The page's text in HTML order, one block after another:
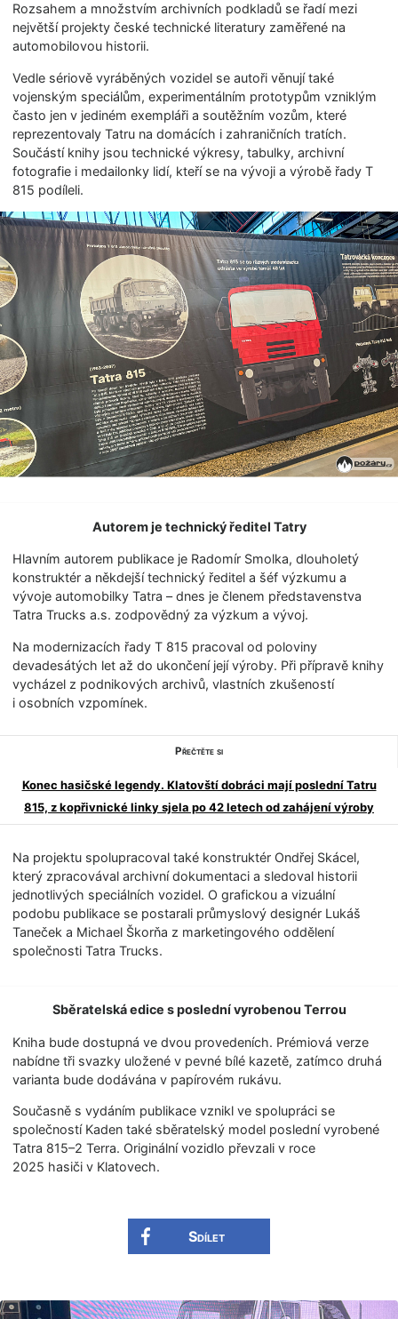
Rozsahem a množstvím archivních podkladů se řadí mezi
největší projekty české technické literatury zaměřené na
automobilovou historii.
Vedle sériově vyráběných vozidel se autoři věnují také
vojenským speciálům, experimentálním prototypům vzniklým
často jen v jediném exempláři a soutěžním vozům, které
reprezentovaly Tatru na domácích i zahraničních tratích.
Součástí knihy jsou technické výkresy, tabulky, archivní
fotografie i medailonky lidí, kteří se na vývoji a výrobě řady T
815 podíleli.
Autorem je technický ředitel Tatry
Hlavním autorem publikace je Radomír Smolka, dlouholetý
konstruktér a někdejší technický ředitel a šéf výzkumu a
vývoje automobilky Tatra – dnes je členem představenstva
Tatra Trucks a.s. zodpovědný za výzkum a vývoj.
Na modernizacích řady T 815 pracoval od poloviny
devadesátých let až do ukončení její výroby. Při přípravě knihy
vycházel z podnikových archivů, vlastních zkušeností
i osobních vzpomínek.
Přečtěte si
Konec hasičské legendy. Klatovští dobráci mají poslední Tatru
815, z kopřivnické linky sjela po 42 letech od zahájení výroby
Na projektu spolupracoval také konstruktér Ondřej Skácel,
který zpracovával archivní dokumentaci a sledoval historii
jednotlivých speciálních vozidel. O grafickou a vizuální
podobu publikace se postarali průmyslový designér Lukáš
Taneček a Michael Škorňa z marketingového oddělení
společnosti Tatra Trucks.
Sběratelská edice s poslední vyrobenou Terrou
Kniha bude dostupná ve dvou provedeních. Prémiová verze
nabídne tři svazky uložené v pevné bílé kazetě, zatímco druhá
varianta bude dodávána v papírovém rukávu.
Současně s vydáním publikace vznikl ve spolupráci se
společností Kaden také sběratelský model poslední vyrobené
Tatra 815–2 Terra. Originální vozidlo převzali v roce
2025 hasiči v Klatovech.
Sdílet